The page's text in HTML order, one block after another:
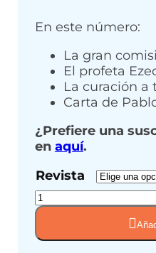
desde
hasta
7,50
En este número:
La gran
El profeta
La curación a
Carta de
¿Prefiere una
en aquí.
Revista
December
2017
11-